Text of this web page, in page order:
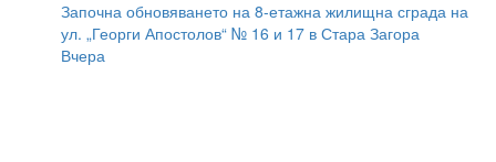
Започна обновяването на 8-етажна жилищна сграда на
ул. „Георги Апостолов“ № 16 и 17 в Стара Загора
Вчера